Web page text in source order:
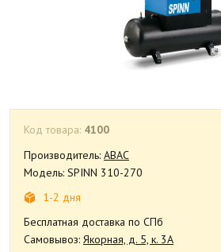
Код товара: 4100
Производитель: ABAC
Модель: SPINN 310-270
1-2 дня
Бесплатная доставка по СПб
Самовывоз: Якорная, д. 5, к. 3А